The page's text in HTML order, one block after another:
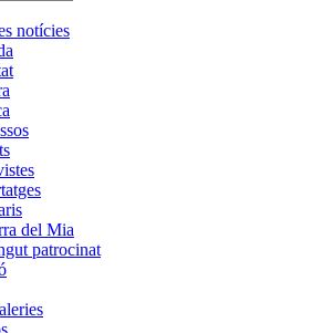
notícies
del Mia
patrocinat